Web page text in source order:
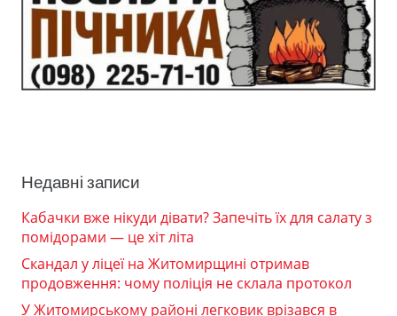
Недавні записи
Кабачки вже нікуди дівати? Запечіть їх для салату з
помідорами — це хіт літа
Скандал у ліцеї на Житомирщині отримав
продовження: чому поліція не склала протокол
У Житомирському районі легковик врізався в